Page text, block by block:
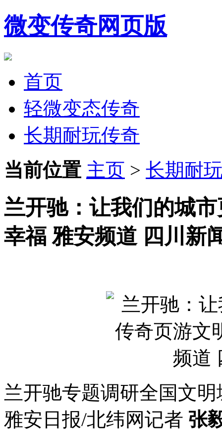
微变传奇网页版
首页
轻微变态传奇
长期耐玩传奇
当前位置 主页 > 长期耐
兰开驰：让我们的城
幸福 雅安频道 四川新
兰开驰专题调研全国文
雅安日报/北纬网记者 张